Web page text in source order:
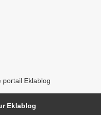
portail Eklablog
Eklablog